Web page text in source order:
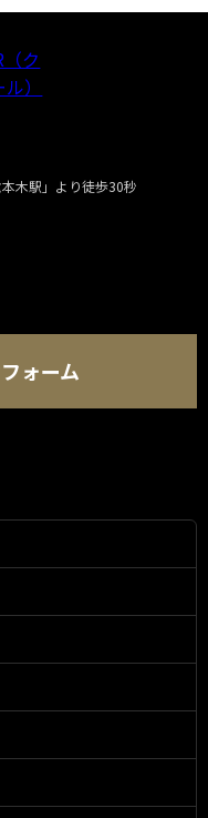
木駅」より徒歩30秒
ォーム